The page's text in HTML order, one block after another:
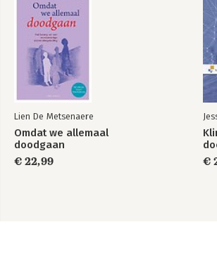
Lien De Metsenaere
Omdat we allemaal
doodgaan
€ 22,99
€